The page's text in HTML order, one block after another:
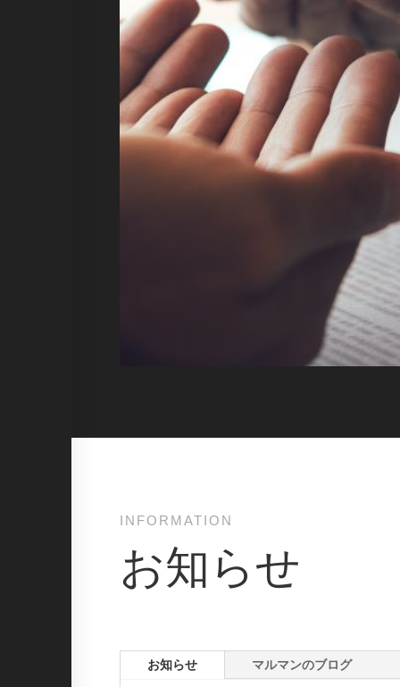
INFORMATION
お知らせ
お知らせ マルマンのブログ